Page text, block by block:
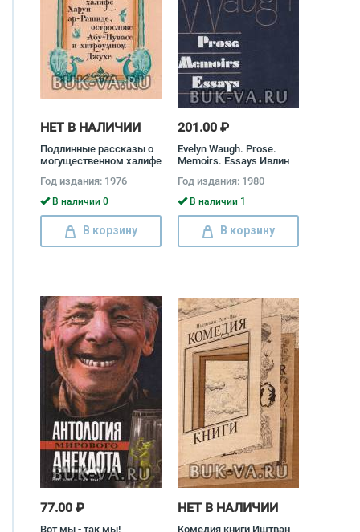
НЕТ В НАЛИЧИИ
Подлинные рассказы о
могущественном халифе
острослове Абу-Нувасе и
хитроумном Джухе
Год издания: 1976
В наличии 0
В корзину
201.00 ₽
Evelyn Waugh. Prose.
Memoirs. Essays Ивлин
Год издания: 1980
В наличии 1
В корзину
77.00 ₽
Вот мы - так мы!
НЕТ В НАЛИЧИИ
Комедия книги Иштван